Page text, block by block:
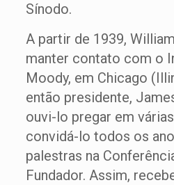
Sínodo.
A partir de 1939,
manter contato com o
Moody, em Chicago
então presidente,
ouvi-lo pregar em
convidá-lo todos os
palestras na
Fundador. Assim,